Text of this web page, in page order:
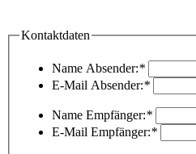
Kontaktdaten
Name Absender:*
E-Mail Absender:*
Name Empfänger:*
E-Mail Empfänger:*